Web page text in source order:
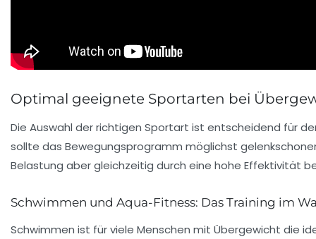
Optimal geeignete Sportarten bei
Die Auswahl der richtigen Sportart ist entscheidend für
sollte das Bewegungsprogramm möglichst
Belastung aber gleichzeitig durch eine hohe Effektivität
Schwimmen und Aqua-Fitness: Das Training im
Schwimmen ist für viele Menschen mit Übergewicht die